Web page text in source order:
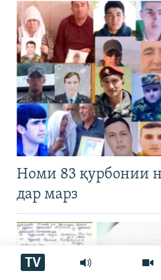
TV
Номи 83 қурбонии
дар марз